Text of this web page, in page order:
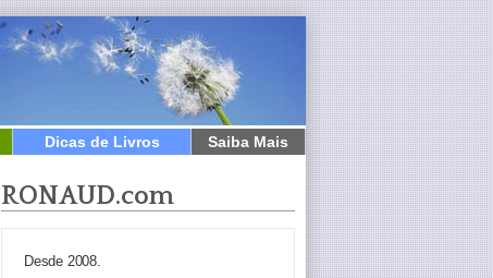
Dicas de Livros Saiba Mais
RONAUD.com
Desde 2008.